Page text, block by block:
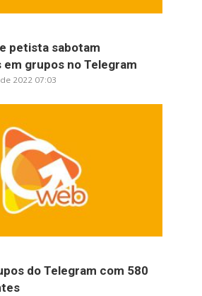
petista sabotam
grupos no Telegram
2022 07:03
do Telegram com 580